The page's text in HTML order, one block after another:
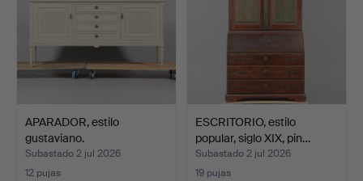
APARADOR, estilo
gustaviano.
Subastado 2 jul 2026
12 pujas
ESCRITORIO, estilo
popular, siglo XIX, pin…
Subastado 2 jul 2026
19 pujas